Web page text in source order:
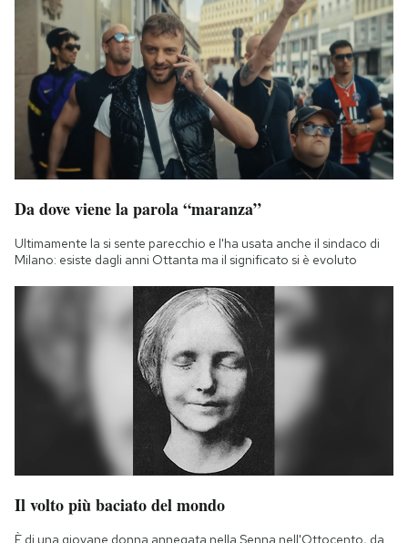
Da dove viene la parola “maranza”
Ultimamente la si sente parecchio e l'ha usata anche il sindaco di
Milano: esiste dagli anni Ottanta ma il significato si è evoluto
Il volto più baciato del mondo
È di una giovane donna annegata nella Senna nell'Ottocento, da